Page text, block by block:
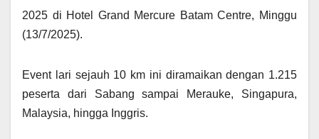
2025 di Hotel Grand Mercure Batam Centre, Minggu
(13/7/2025).
Event lari sejauh 10 km ini diramaikan dengan 1.215
peserta dari Sabang sampai Merauke, Singapura,
Malaysia, hingga Inggris.